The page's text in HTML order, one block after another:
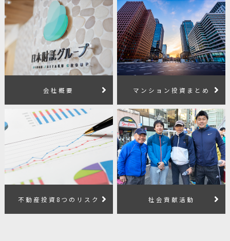
会社概要 マンション投資まとめ
不動産投資8つのリスク 社会貢献活動